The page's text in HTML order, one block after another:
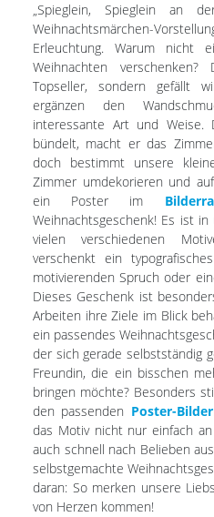
„Spieglein, Spieglein an
Weihnachtsmärchen-
Erleuchtung. Warum nicht
Weihnachten
Topseller, sondern gefällt
ergänzen den
interessante Art und
bündelt, macht er das
doch bestimmt unsere
Zimmer umdekorieren und
ein Poster im
Weihnachtsgeschenk! Es ist
vielen verschiedenen
verschenkt ein
motivierenden Spruch oder
Dieses Geschenk ist
Arbeiten ihre Ziele im Blick
ein passendes
der sich gerade selbstständig
Freundin, die ein bisschen
bringen möchte? Besonders
den passenden Poster-
das Motiv nicht nur einfach
auch schnell nach Belieben
selbstgemachte
daran: So merken unsere
von Herzen kommen!